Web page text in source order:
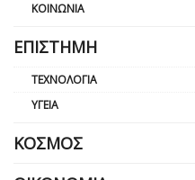
ΚΟΙΝΩΝΊΑ
ΕΠΙΣΤΉΜΗ
ΤΕΧΝΟΛΟΓΊΑ
ΥΓΕΊΑ
ΚΌΣΜΟΣ